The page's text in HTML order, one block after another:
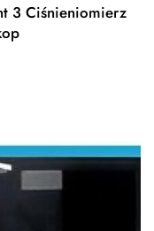
3 Ciśnieniomierz